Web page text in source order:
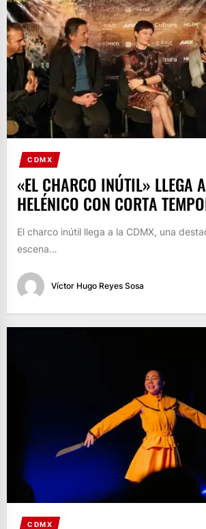
CDMX
«EL CHARCO INÚTIL» LLEGA
HELÉNICO CON CORTA
El charco inútil llega a la CDMX, una
escena…
Víctor Hugo Reyes Sosa
CDMX